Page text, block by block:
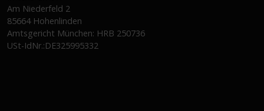
Am Niederfeld 2
85664 Hohenlinden
Amtsgericht München: HRB 250736
USt-IdNr.:DE325995332